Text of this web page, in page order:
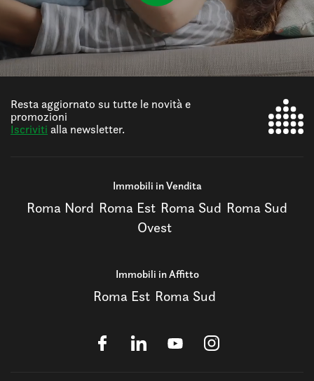
Resta aggiornato su tutte le novità e
promozioni
Iscriviti alla newsletter.
Immobili in Vendita
Roma Nord Roma Est Roma Sud Roma Sud
Ovest
Immobili in Affitto
Roma Est Roma Sud